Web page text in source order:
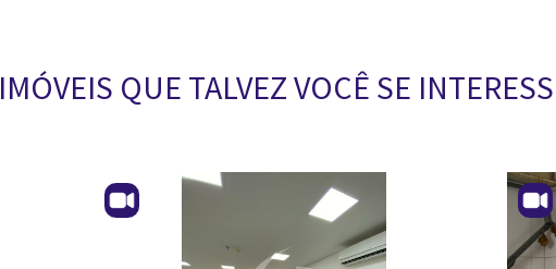
IMÓVEIS QUE TALVEZ VOCÊ SE